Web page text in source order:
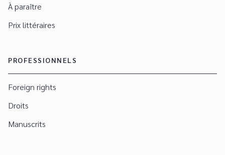
À paraître
Prix littéraires
PROFESSIONNELS
Foreign rights
Droits
Manuscrits